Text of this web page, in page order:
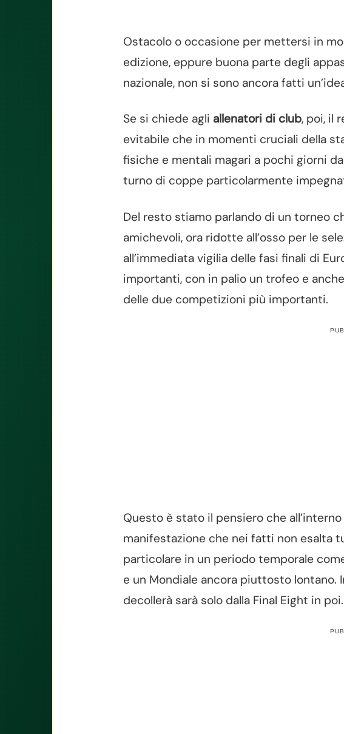
Ostacolo o occasione per mettersi in
edizione, eppure buona parte degli
nazionale, non si sono ancora fatti
Se si chiede agli allenatori di club, poi, il
evitabile che in momenti cruciali della
fisiche e mentali magari a pochi giorni
turno di coppe particolarmente
Del resto stiamo parlando di un torneo
amichevoli, ora ridotte all’osso per le
all’immediata vigilia delle fasi finali di
importanti, con in palio un trofeo e
delle due competizioni più importanti.
Questo è stato il pensiero che
manifestazione che nei fatti non esalta
particolare in un periodo temporale
e un Mondiale ancora piuttosto lontano.
decollerà sarà solo dalla Final Eight in poi.